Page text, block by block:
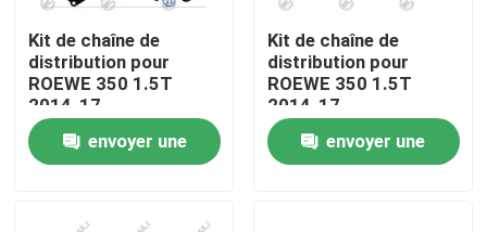
Nous contacter
Nouvelles
Demandez un devis
Kit à chaînes de synchronisation
Kit de chaîne de
distribution pour
ROEWE 350 1.5T
2014-17
envoyer une
Kit de chaîne de
distribution pour
ROEWE 350 1.5T
2014-17
envoyer une